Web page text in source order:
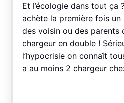
Et l’écologie dans tout ça
achète la première fois
des voisin ou des parents
chargeur en double !
l’hypocrisie on connaît
a au moins 2 chargeur